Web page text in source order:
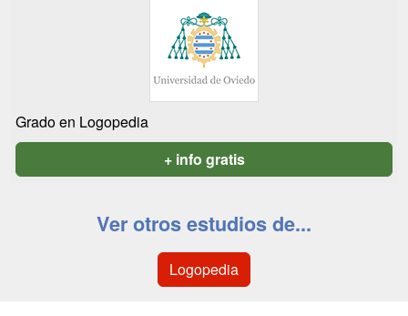
Grado en Logopedia
+ info gratis
Ver otros estudios de...
Logopedia